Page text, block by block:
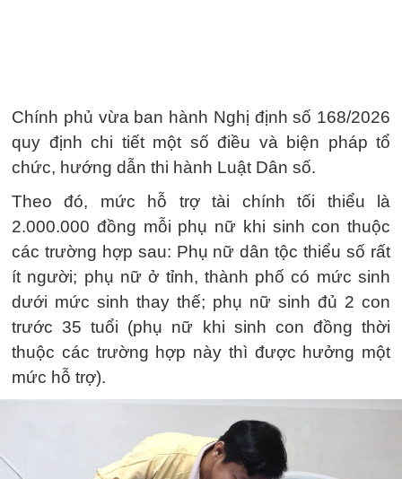
Chính phủ vừa ban hành Nghị định số 168/2026
quy định chi tiết một số điều và biện pháp tổ
chức, hướng dẫn thi hành Luật Dân số.
Theo đó, mức hỗ trợ tài chính tối thiểu là
2.000.000 đồng mỗi phụ nữ khi sinh con thuộc
các trường hợp sau: Phụ nữ dân tộc thiểu số rất
ít người; phụ nữ ở tỉnh, thành phố có mức sinh
dưới mức sinh thay thế; phụ nữ sinh đủ 2 con
trước 35 tuổi (phụ nữ khi sinh con đồng thời
thuộc các trường hợp này thì được hưởng một
mức hỗ trợ).